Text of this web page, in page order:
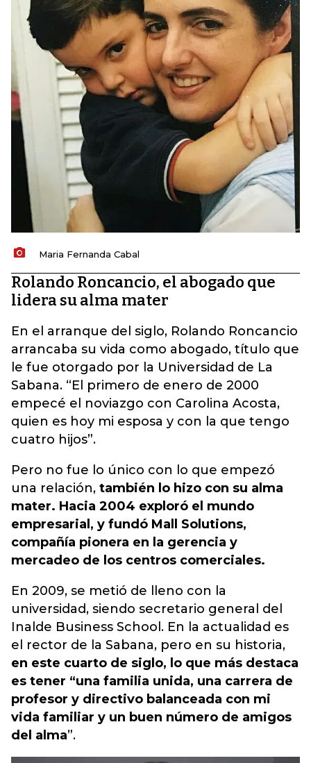
Maria Fernanda Cabal
Rolando Roncancio, el abogado que
lidera su alma mater
En el arranque del siglo, Rolando Roncancio
arrancaba su vida como abogado, título que
le fue otorgado por la Universidad de La
Sabana. “El primero de enero de 2000
empecé el noviazgo con Carolina Acosta,
quien es hoy mi esposa y con la que tengo
cuatro hijos”.
Pero no fue lo único con lo que empezó
una relación, también lo hizo con su alma
mater. Hacia 2004 exploró el mundo
empresarial, y fundó Mall Solutions,
compañía pionera en la gerencia y
mercadeo de los centros comerciales.
En 2009, se metió de lleno con la
universidad, siendo secretario general del
Inalde Business School. En la actualidad es
el rector de la Sabana, pero en su historia,
en este cuarto de siglo, lo que más destaca
es tener “una familia unida, una carrera de
profesor y directivo balanceada con mi
vida familiar y un buen número de amigos
del alma”.